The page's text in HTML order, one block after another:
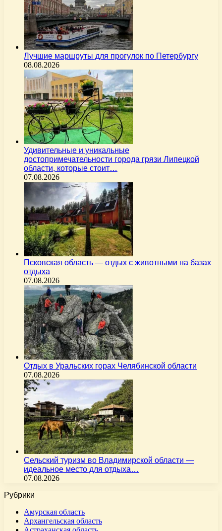
Лучшие маршруты для прогулок по Петербургу
08.08.2026
Удивительные и уникальные
достопримечательности города грязи Липецкой
области, которые стоит…
07.08.2026
Псковская область — отдых с животными на базах
отдыха
07.08.2026
Отдых в Уральских горах Челябинской области
07.08.2026
Сельский туризм во Владимирской области —
идеальное место для отдыха…
07.08.2026
Рубрики
Амурская область
Архангельская область